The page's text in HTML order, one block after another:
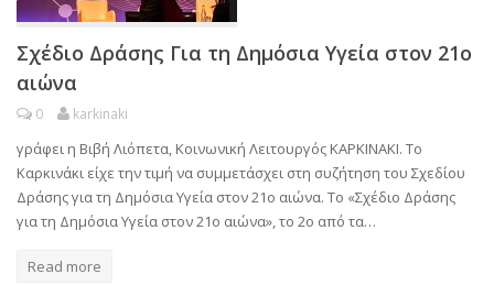
Σχέδιο Δράσης Για τη Δημόσια Υγεία στον 21ο
αιώνα
0 karkinaki
γράφει η Βιβή Λιόπετα, Κοινωνική Λειτουργός ΚΑΡΚΙΝΑΚΙ. Το
Καρκινάκι είχε την τιμή να συμμετάσχει στη συζήτηση του Σχεδίου
Δράσης για τη Δημόσια Υγεία στον 21ο αιώνα. Το «Σχέδιο Δράσης
για τη Δημόσια Υγεία στον 21ο αιώνα», το 2ο από τα…
Read more